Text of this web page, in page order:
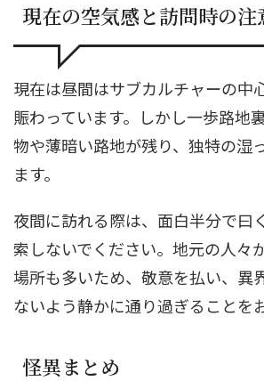
現在の空気感と訪問時の注
現在は昼間はサブカルチャーの中
賑わっています。しかし一歩路地
物や薄暗い路地が残り、独特の湿
ます。
夜間に訪れる際は、面白半分で曰
索しないでください。地元の人々
場所も多いため、敬意を払い、異
ないよう静かに通り過ぎることを
怪異まとめ